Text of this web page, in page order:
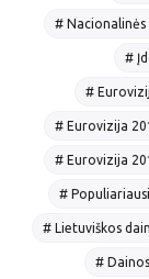
#
#
#
# Eurovizija
# Eurovizija
#
# Lietuviškos
# Dainos